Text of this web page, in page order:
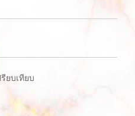
รียบเทียบ